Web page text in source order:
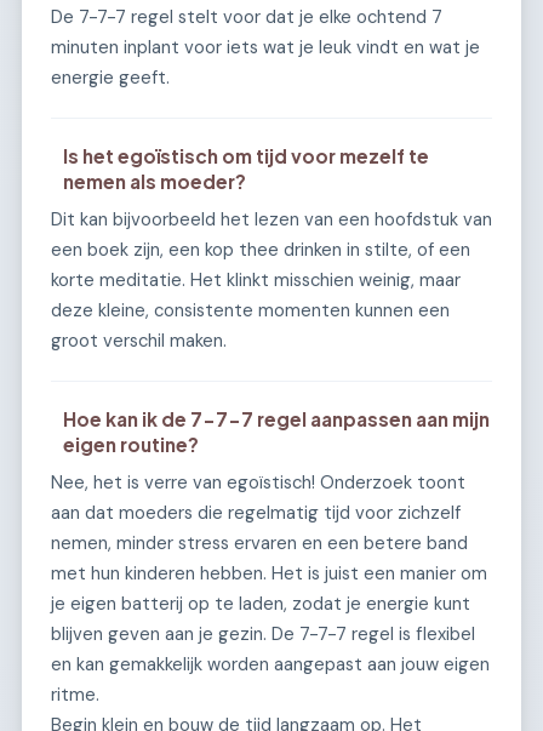
De 7-7-7 regel stelt voor dat je elke ochtend 7
minuten inplant voor iets wat je leuk vindt en wat je
energie geeft.
Is het egoïstisch om tijd voor mezelf te
nemen als moeder?
Dit kan bijvoorbeeld het lezen van een hoofdstuk van
een boek zijn, een kop thee drinken in stilte, of een
korte meditatie. Het klinkt misschien weinig, maar
deze kleine, consistente momenten kunnen een
groot verschil maken.
Hoe kan ik de 7-7-7 regel aanpassen aan mijn
eigen routine?
Nee, het is verre van egoïstisch! Onderzoek toont
aan dat moeders die regelmatig tijd voor zichzelf
nemen, minder stress ervaren en een betere band
met hun kinderen hebben. Het is juist een manier om
je eigen batterij op te laden, zodat je energie kunt
blijven geven aan je gezin. De 7-7-7 regel is flexibel
en kan gemakkelijk worden aangepast aan jouw eigen
ritme.
Begin klein en bouw de tijd langzaam op. Het